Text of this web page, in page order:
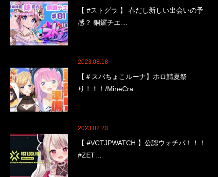
【 #ストグラ 】 春だし新しい出会いの予
感？ 銅鑼チエ…
2023.08.18
【＃スバちょこルーナ】ホロ鯖夏祭
り！！！/MineCra…
2023.02.23
【 #VCTJPWATCH 】公認ウォチパ！！！
#ZET…